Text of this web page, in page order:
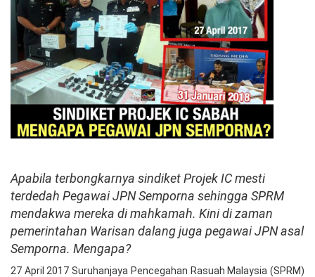
Apabila terbongkarnya sindiket Projek IC mesti
terdedah Pegawai JPN Semporna sehingga SPRM
mendakwa mereka di mahkamah. Kini di zaman
pemerintahan Warisan dalang juga pegawai JPN asal
Semporna. Mengapa?
27 April 2017 Suruhanjaya Pencegahan Rasuah Malaysia (SPRM)